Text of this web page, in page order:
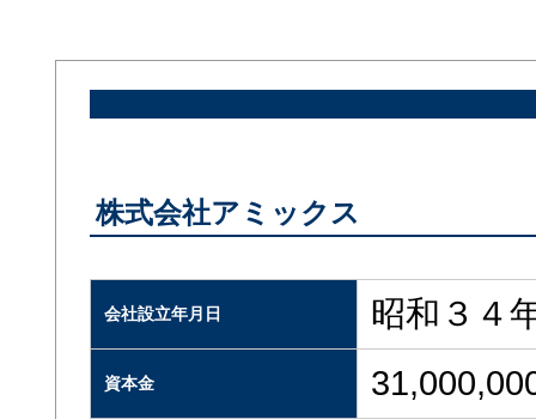
株式会社アミックス
会社設立年月日 昭和３４
資本金